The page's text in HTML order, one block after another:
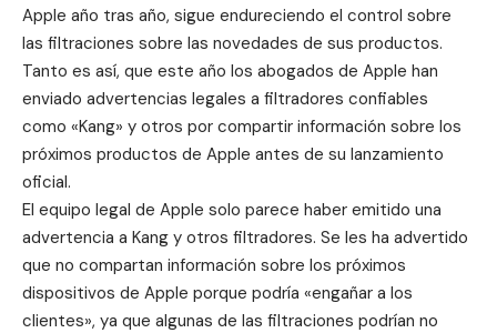
Apple año tras año, sigue endureciendo el control sobre
las filtraciones sobre las novedades de sus productos.
Tanto es así, que este año los abogados de Apple han
enviado advertencias legales a filtradores confiables
como «Kang» y otros por compartir información sobre los
próximos productos de Apple antes de su lanzamiento
oficial.
El equipo legal de Apple solo parece haber emitido una
advertencia a Kang y otros filtradores. Se les ha advertido
que no compartan información sobre los próximos
dispositivos de Apple porque podría «engañar a los
clientes», ya que algunas de las filtraciones podrían no